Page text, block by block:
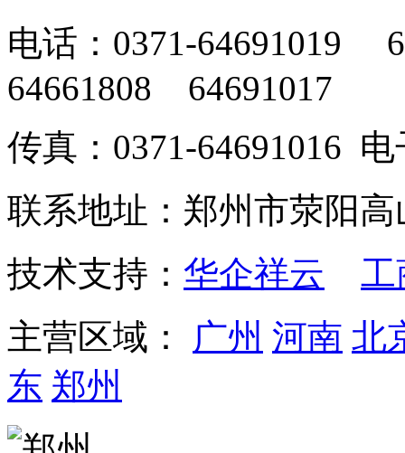
电话：0371-
64661808 64691017
传真：0371-64691016
联系地址：郑州市荥阳高
技术支持： 华企祥云
工
主营区域： 广州 河南 北
东 郑州